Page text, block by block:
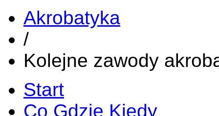
Akrobatyka
/
Kolejne zawody
Start
Co Gdzie Kiedy